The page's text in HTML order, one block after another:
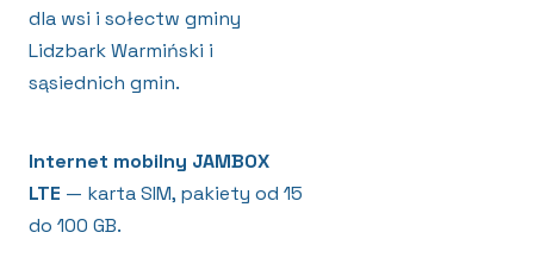
dla wsi i sołectw gminy
Lidzbark Warmiński i
sąsiednich gmin.
Internet mobilny JAMBOX
LTE — karta SIM, pakiety od 15
do 100 GB.